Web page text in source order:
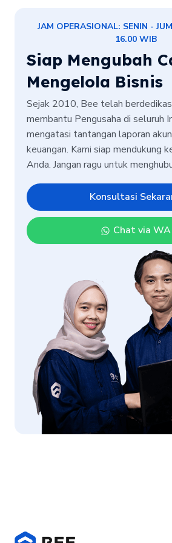
JAM OPERASIONAL: SENIN -
16.00 WIB
Siap Mengubah
Mengelola Bisnis
Sejak 2010, Bee telah
membantu Pengusaha di seluruh
mengatasi tantangan laporan
keuangan. Kami siap mendukung
Anda. Jangan ragu untuk
Konsultasi
Chat via WA